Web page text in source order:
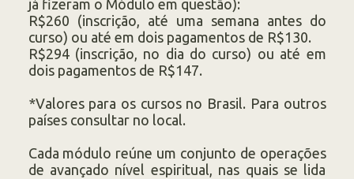
já fizeram o Módulo em questão):
R$260 (inscrição, até uma semana antes do
curso) ou até em dois pagamentos de R$130.
R$294 (inscrição, no dia do curso) ou até em
dois pagamentos de R$147.
*Valores para os cursos no Brasil. Para outros
países consultar no local.
Cada módulo reúne um conjunto de operações
de avançado nível espiritual, nas quais se lida